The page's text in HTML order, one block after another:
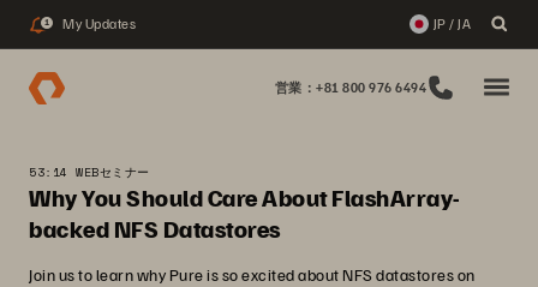
1 My Updates JP / JA
営業：+81 800 976 6494
53:14 WEBセミナー
Why You Should Care About FlashArray-
backed NFS Datastores
Join us to learn why Pure is so excited about NFS datastores on